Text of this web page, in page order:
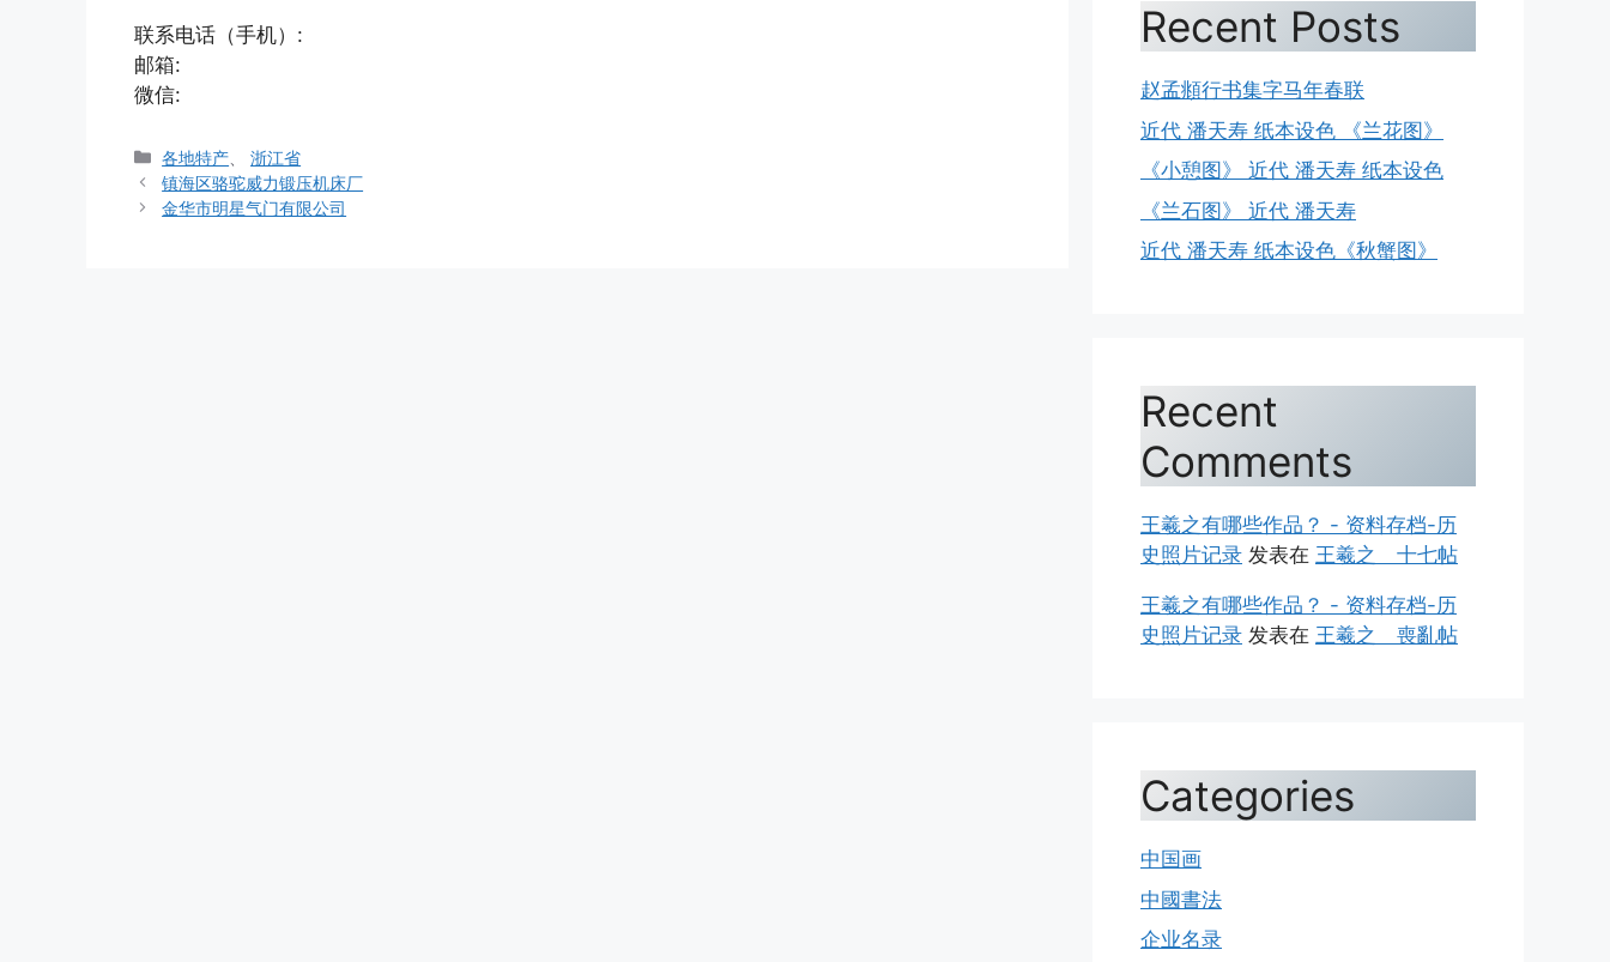
联系电话（手机）:
邮箱:
微信:
分
类
各地特产 、浙江省
镇海区骆驼威力锻压机床厂
金华市明星气门有限公司
Recent Posts
赵孟頫行书集字马年春联
近代 潘天寿 纸本设色 《兰花图》
《小憩图》 近代 潘天寿 纸本设色
《兰石图》 近代 潘天寿
近代 潘天寿 纸本设色《秋蟹图》
Recent
Comments
王羲之有哪些作品？ - 资料存档-历
史照片记录 发表在 王羲之 十七帖
王羲之有哪些作品？ - 资料存档-历
史照片记录 发表在 王羲之 喪亂帖
Categories
中国画
中國書法
企业名录